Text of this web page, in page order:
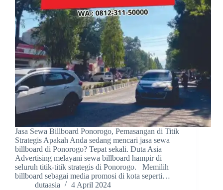
Jasa Sewa Billboard Ponorogo, Pemasangan di Titik
Strategis Apakah Anda sedang mencari jasa sewa
billboard di Ponorogo? Tepat sekali. Duta Asia
Advertising melayani sewa billboard hampir di
seluruh titik-titik strategis di Ponorogo. Memilih
billboard sebagai media promosi di kota seperti…
dutaasia
4 April 2024